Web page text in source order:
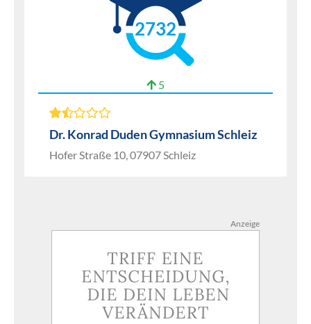
2732
5
Dr. Konrad Duden Gymnasium Schleiz
Hofer Straße 10, 07907 Schleiz
Anzeige